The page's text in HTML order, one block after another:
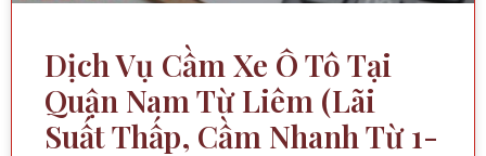
Dịch Vụ Cầm Xe Ô Tô Tại
Quận Nam Từ Liêm (Lãi
Suất Thấp, Cầm Nhanh Từ 1-